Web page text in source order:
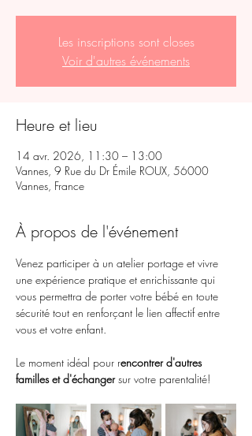
Les inscriptions sont closes
Voir d'autres événements
Heure et lieu
14 avr. 2026, 11:30 – 13:00
Vannes, 9 Rue du Dr Émile ROUX, 56000
Vannes, France
À propos de l'événement
Venez participer à un atelier portage et vivre
une expérience pratique et enrichissante qui
vous permettra de porter votre bébé en toute
sécurité tout en renforçant le lien affectif entre
vous et votre enfant.
Le moment idéal pour rencontrer d'autres
familles et d'échanger sur votre parentalité!